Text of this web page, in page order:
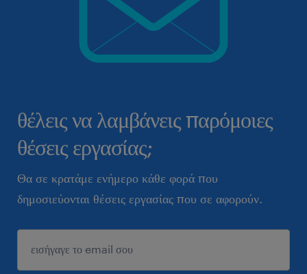
θέλεις να λαμβάνεις παρόμοιες
θέσεις εργασίας;
Θα σε κρατάμε ενήμερο κάθε φορά που
δημοσιεύονται θέσεις εργασίας που σε αφορούν.